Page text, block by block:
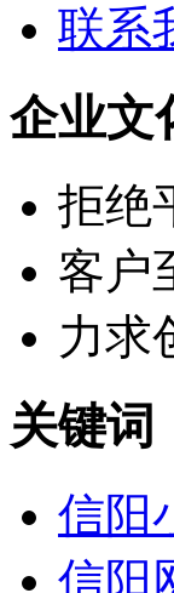
联系
企业文
拒绝
客户
力求
关键词
信阳
信阳